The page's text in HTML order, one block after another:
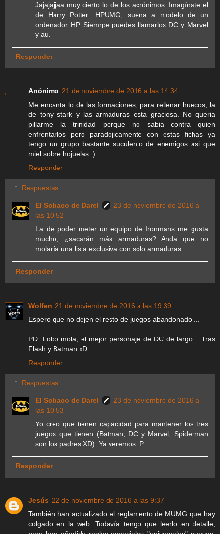
Jajajajjaa muy cierto lo de los acrónimos. Imagínate el
de Harry Potter: HPUMG, suena a modelo de un
ordenador HP. Siemrpe puedes llamarlos DC y Marvel
y au.
Responder
Anónimo 21 de noviembre de 2016 a las 14:34
Me encanta lo de las formaciones, para rellenar huecos, la
de tony stark y las armaduras esta graciosa. No queria
pillarme la trinidad porque no sabia contra quien
enfrentarlos pero paradojicamente con estas fichas ya
tengo un grupo bastante suculento de enemigos asi que
miel sobre hojuelas :)
Responder
Respuestas
El Sobaco de Darel
23 de noviembre de 2016 a
las 10:52
La de poder meter un equipo de Ironmans me gusta
mucho, ¿sacarán más armaduras? Anda que no
molaría una lista exclusiva con solo armaduras...
Responder
Wolfen 21 de noviembre de 2016 a las 19:39
Espero que no dejen el resto de juegos abandonado....
PD: Lobo mola, el mejor personaje de DC de largo... Tras
Flash y Batman xD
Responder
Respuestas
El Sobaco de Darel
23 de noviembre de 2016 a
las 10:53
Yo creo que tienen capacidad para mantener los tres
juegos que tienen (Batman, DC y Marvel; Spiderman
son los padres XD). Ya veremos :P
Responder
Jesús 22 de noviembre de 2016 a las 9:37
También han actualizado el reglamento de MUMG que hay
colgado en la web. Todavía tengo que leerlo en detalle,